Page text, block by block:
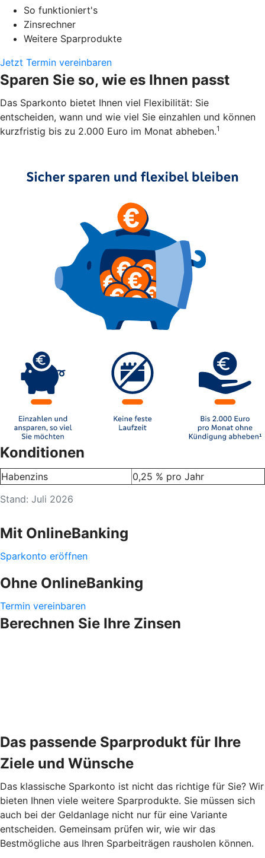
So funktioniert's
Zinsrechner
Weitere Sparprodukte
Jetzt Termin vereinbaren
Sparen Sie so, wie es Ihnen passt
Das Sparkonto bietet Ihnen viel Flexibilität: Sie
entscheiden, wann und wie viel Sie einzahlen und können
kurzfristig bis zu 2.000 Euro im Monat abheben.1
Konditionen
Stand: Juli 2026
Habenzins 0,25 % pro Jahr
Mit OnlineBanking
Sparkonto eröffnen
Ohne OnlineBanking
Termin vereinbaren
Berechnen Sie Ihre Zinsen
Das passende Sparprodukt für Ihre
Ziele und Wünsche
Das klassische Sparkonto ist nicht das richtige für Sie? Wir
bieten Ihnen viele weitere Sparprodukte. Sie müssen sich
auch bei der Geldanlage nicht nur für eine Variante
entscheiden. Gemeinsam prüfen wir, wie wir das
Bestmögliche aus Ihren Sparbeiträgen rausholen können.